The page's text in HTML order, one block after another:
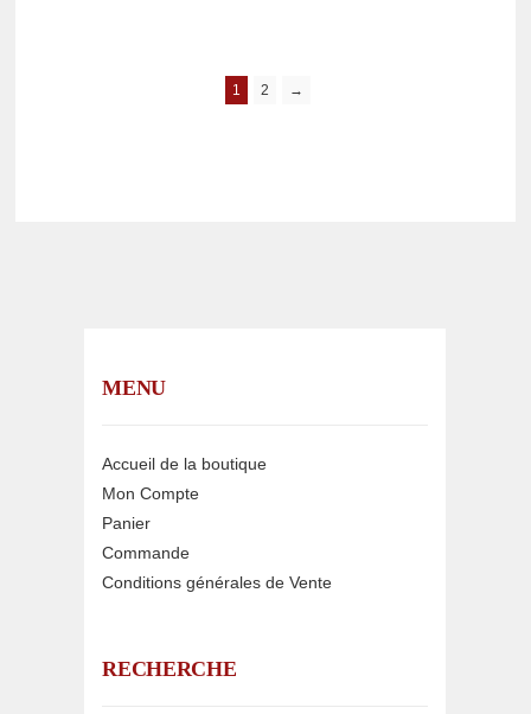
1 2 →
MENU
Accueil de la boutique
Mon Compte
Panier
Commande
Conditions générales de Vente
RECHERCHE